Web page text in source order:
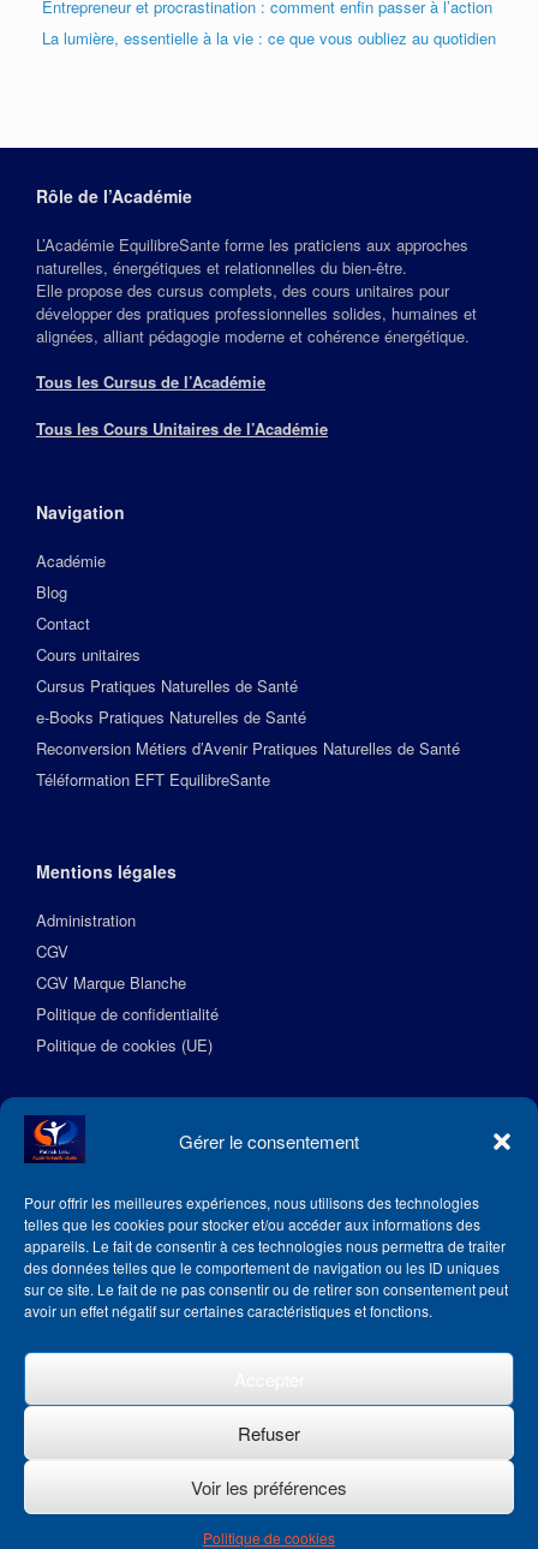
Gérer le consentement
Pour offrir les meilleures expériences, nous utilisons des technologies
telles que les cookies pour stocker et/ou accéder aux informations des
appareils. Le fait de consentir à ces technologies nous permettra de traiter
des données telles que le comportement de navigation ou les ID uniques
sur ce site. Le fait de ne pas consentir ou de retirer son consentement peut
avoir un effet négatif sur certaines caractéristiques et fonctions.
Refuser
Voir les préférences
Politique de cookies
Entrepreneur et procrastination : comment enfin passer à l’action
La lumière, essentielle à la vie : ce que vous oubliez au quotidien
Rôle de l’Académie
L’Académie EquilibreSante forme les praticiens aux approches
naturelles, énergétiques et relationnelles du bien‑être.
Elle propose des cursus complets, des cours unitaires pour
développer des pratiques professionnelles solides, humaines et
alignées, alliant pédagogie moderne et cohérence énergétique.
Tous les Cursus de l’Académie
Tous les Cours Unitaires de l’Académie
Navigation
Académie
Blog
Contact
Cours unitaires
Cursus Pratiques Naturelles de Santé
e-Books Pratiques Naturelles de Santé
Reconversion Métiers d’Avenir Pratiques Naturelles de Santé
Téléformation EFT EquilibreSante
Mentions légales
Administration
CGV
CGV Marque Blanche
Politique de confidentialité
Politique de cookies (UE)
Suivez l’Académie EquilibreSante
Theme bySiteOrigin